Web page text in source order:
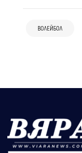
ВОЛЕЙБОЛ
Пирин
силен
2026 от
Перник